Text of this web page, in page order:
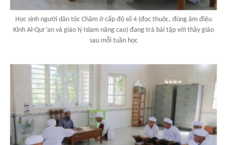
Học sinh người dân tộc Chăm ở cấp độ số 4 (đọc thuộc, đúng âm điệu
Kinh Al-Qur’an và giáo lý Islam nâng cao) đang trả bài tập với thầy giáo
sau mỗi tuần học